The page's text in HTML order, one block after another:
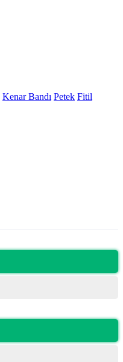
Kenar Bandı Petek Fitil